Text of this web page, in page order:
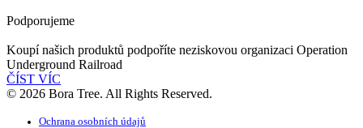
Podporujeme
Koupí našich produktů podpoříte neziskovou organizaci Operation
Underground Railroad
ČÍST VÍC
© 2026 Bora Tree. All Rights Reserved.
Ochrana osobních údajů